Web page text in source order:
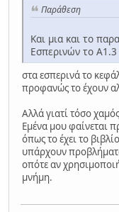
Παράθεση
Και μια και το
Εσπερινών το Α1.3
στα εσπερινά το
προφανώς το έχουν
Αλλά γιατί τόσο
Εμένα μου φαίνεται
όπως το έχει το
υπάρχουν
οπότε αν
μνήμη.